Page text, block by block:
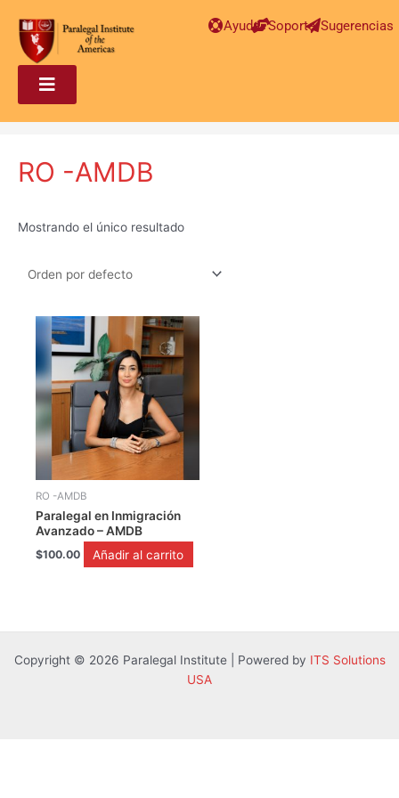
Ayuda Soporte Sugerencias
RO -AMDB
Mostrando el único resultado
RO -AMDB
Paralegal en Inmigración
Avanzado – AMDB
$100.00 Añadir al carrito
Copyright © 2026 Paralegal Institute | Powered by ITS Solutions
USA